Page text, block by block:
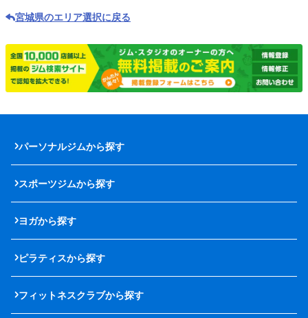
宮城県のエリア選択に戻る
パーソナルジムから探す
スポーツジムから探す
ヨガから探す
ピラティスから探す
フィットネスクラブから探す